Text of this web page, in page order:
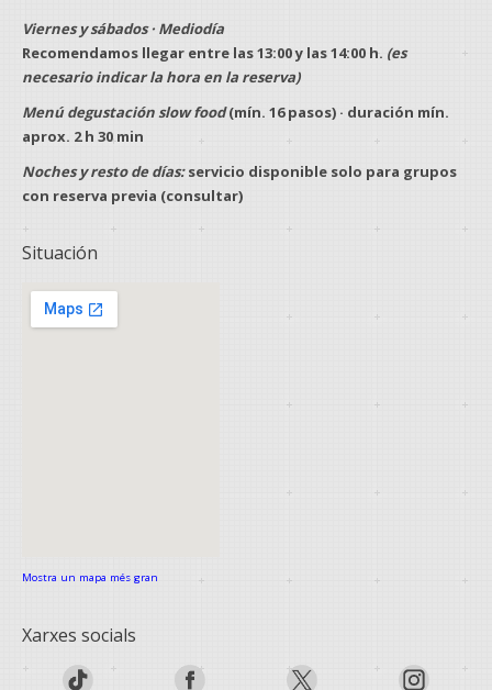
Viernes y sábados · Mediodía
Recomendamos llegar entre las13:00y las14:00 h. (es
necesario indicar la hora en la reserva)
Menú degustación slow food(mín. 16 pasos) · duración mín.
aprox. 2 h 30 min
Noches y resto de días:servicio disponible solo para grupos
con reserva previa (consultar)
Situación
Mostra un mapa més gran
Xarxes socials